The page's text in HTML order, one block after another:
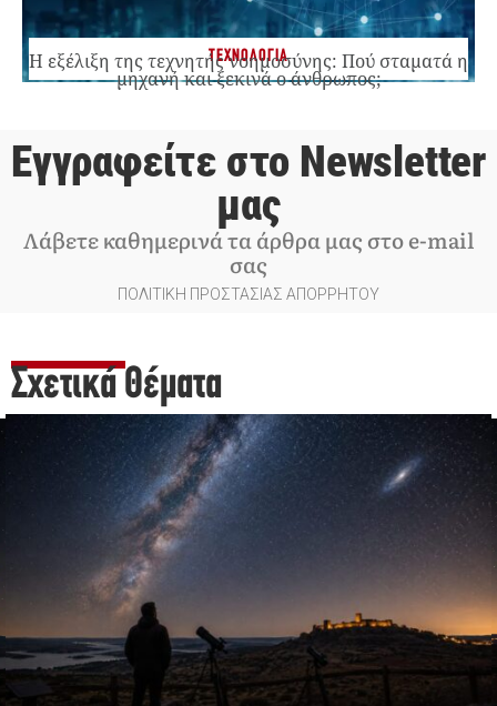
ΤΕΧΝΟΛΟΓΙΑ
Η εξέλιξη της τεχνητής νοημοσύνης: Πού σταματά η
μηχανή και ξεκινά ο άνθρωπος;
Εγγραφείτε στο Newsletter
μας
Λάβετε καθημερινά τα άρθρα μας στο e-mail
σας
ΠΟΛΙΤΙΚΗ ΠΡΟΣΤΑΣΙΑΣ ΑΠΟΡΡΗΤΟΥ
Σχετικά Θέματα